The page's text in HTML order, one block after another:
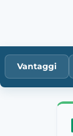
Vantaggi